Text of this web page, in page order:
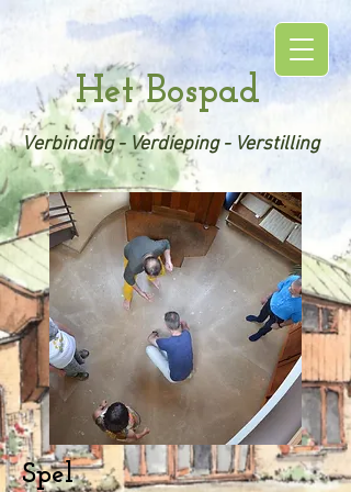
Het Bospad
Verbinding - Verdieping - Verstilling
Spel